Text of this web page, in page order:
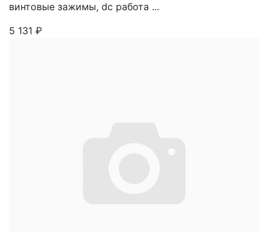
винтовые зажимы, dc работа ...
5 131 ₽